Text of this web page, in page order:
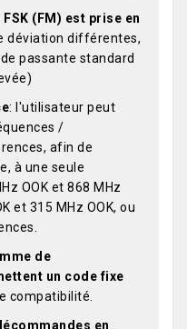
(FM) est prise en
déviation différentes,
passante standard
: l'utilisateur peut
/
afin de
à une seule
OOK et 868 MHz
et 315 MHz OOK, ou
de
un code fixe
compatibilité.
en